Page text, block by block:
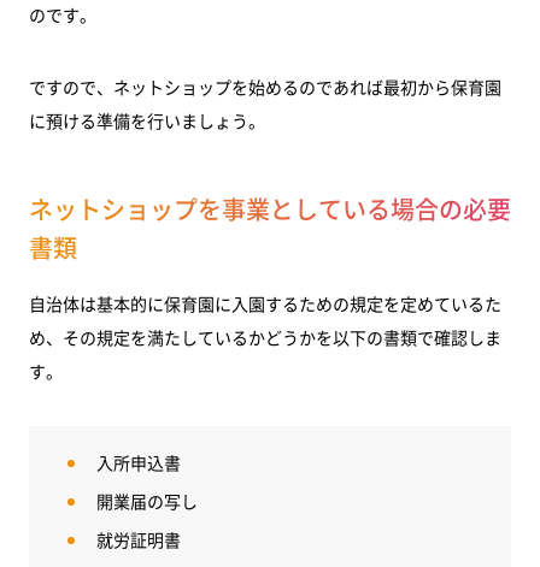
のです。
ですので、ネットショップを始めるのであれば最初から保育園
に預ける準備を行いましょう。
ネットショップを事業としている場合の必要
書類
自治体は基本的に保育園に入園するための規定を定めているた
め、その規定を満たしているかどうかを以下の書類で確認しま
す。
入所申込書
開業届の写し
就労証明書